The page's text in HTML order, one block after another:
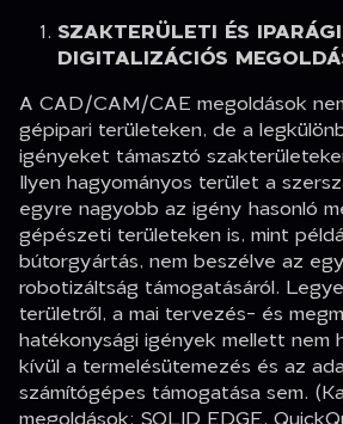
SZAKTERÜLETI ÉS IPARÁGI
DIGITALIZÁCIÓS
A CAD/CAM/CAE megoldások
gépipari területeken, de a
igényeket támasztó
Ilyen hagyományos terület a
egyre nagyobb az igény hasonló
gépészeti területeken is, mint
bútorgyártás, nem beszélve az
robotizáltság támogatásáról.
területről, a mai tervezés- és
hatékonysági igények mellett nem
kívül a termelésütemezés és az
számítógépes támogatása sem.
megoldások: SOLID EDGE,